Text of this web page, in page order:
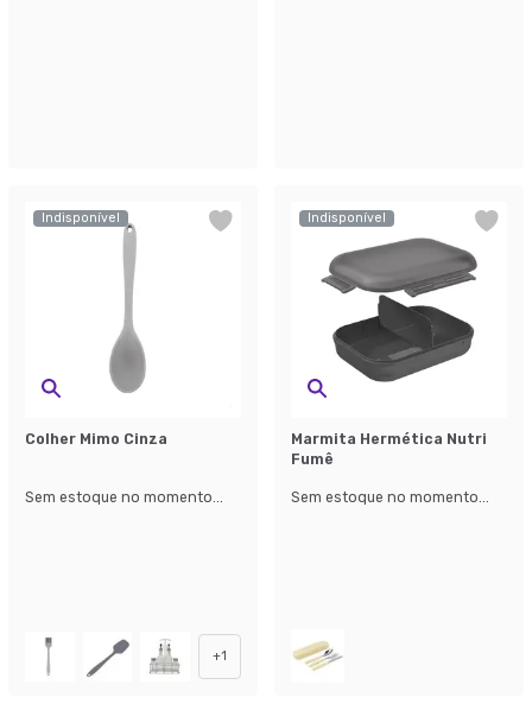
Indisponível
Colher Mimo Cinza
Sem estoque no momento...
+1
Indisponível
Marmita Hermética Nutri
Fumê
Sem estoque no momento...